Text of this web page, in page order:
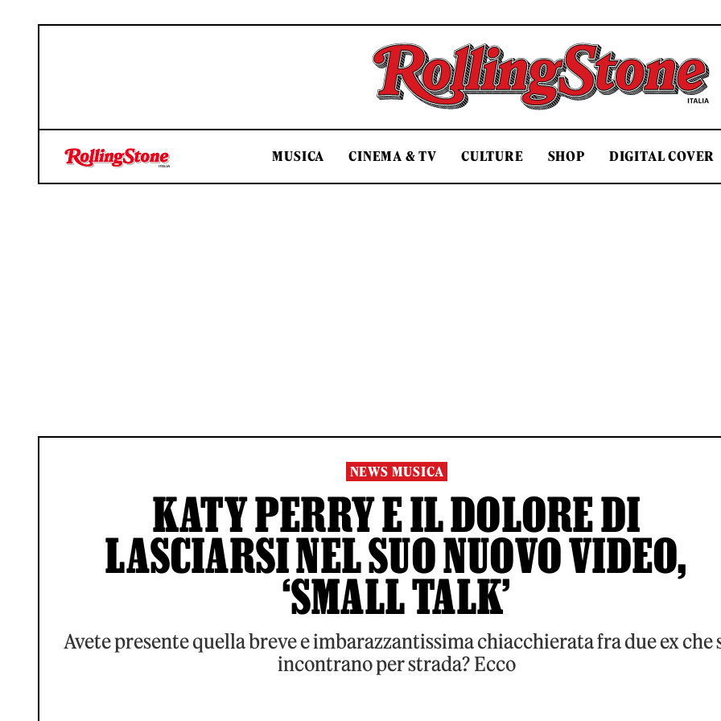
Rolling Stone Italia
MUSICA CINEMA & TV CULTURE SHOP DIGITAL COVER
NEWS MUSICA
KATY PERRY E IL DOLORE DI
LASCIARSI NEL SUO NUOVO VIDEO,
‘SMALL TALK’
Avete presente quella breve e imbarazzantissima chiacchierata fra due ex che
incontrano per strada? Ecco